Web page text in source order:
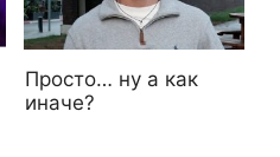
Просто… ну а как
иначе?